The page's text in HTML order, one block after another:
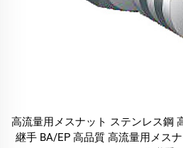
高流量用メスナット ステンレス鋼
継手 BA/EP 高品質 高流量用メス